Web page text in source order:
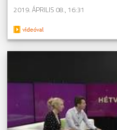
2019. ÁPRILIS 08., 16:31